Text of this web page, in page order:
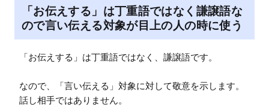
「お伝えする」は丁重語ではなく謙譲語な
ので言い伝える対象が目上の人の時に使う
「お伝えする」は丁重語ではなく、謙譲語です。
なので、「言い伝える」対象に対して敬意を示します。
話し相手ではありません。